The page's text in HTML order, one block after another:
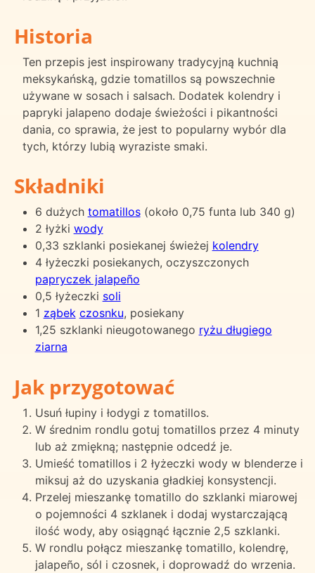
Historia
Ten przepis jest inspirowany tradycyjną kuchnią
meksykańską, gdzie tomatillos są powszechnie
używane w sosach i salsach. Dodatek kolendry i
papryki jalapeno dodaje świeżości i pikantności
dania, co sprawia, że jest to popularny wybór dla
tych, którzy lubią wyraziste smaki.
Składniki
6 dużych tomatillos(około 0,75 funta lub 340 g)
2 łyżki wody
0,33 szklanki posiekanej świeżej kolendry
4 łyżeczki posiekanych, oczyszczonych
papryczek jalapeño
0,5 łyżeczki soli
1 ząbek czosnku, posiekany
1,25 szklanki nieugotowanego ryżu długiego
ziarna
Jak przygotować
Usuń łupiny i łodygi z tomatillos.
W średnim rondlu gotuj tomatillos przez 4 minuty
lub aż zmiękną; następnie odcedź je.
Umieść tomatillos i 2 łyżeczki wody w blenderze i
miksuj aż do uzyskania gładkiej konsystencji.
Przelej mieszankę tomatillo do szklanki miarowej
o pojemności 4 szklanek i dodaj wystarczającą
ilość wody, aby osiągnąć łącznie 2,5 szklanki.
W rondlu połącz mieszankę tomatillo, kolendrę,
jalapeño, sól i czosnek, i doprowadź do wrzenia.